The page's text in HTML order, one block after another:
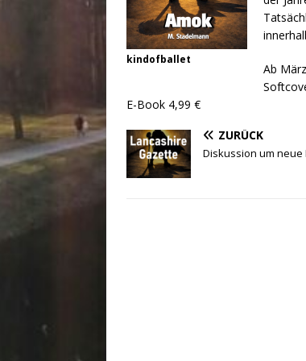
kindofballet
Ab
E-Book 4,99 €
ZURÜCK
Diskussion um neue